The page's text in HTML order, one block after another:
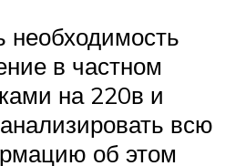
необходимость
в частном
на 220в и
всю
об этом